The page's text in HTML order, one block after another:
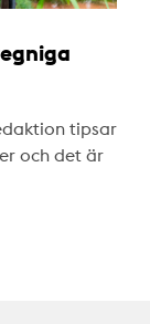
tipsar
och det är